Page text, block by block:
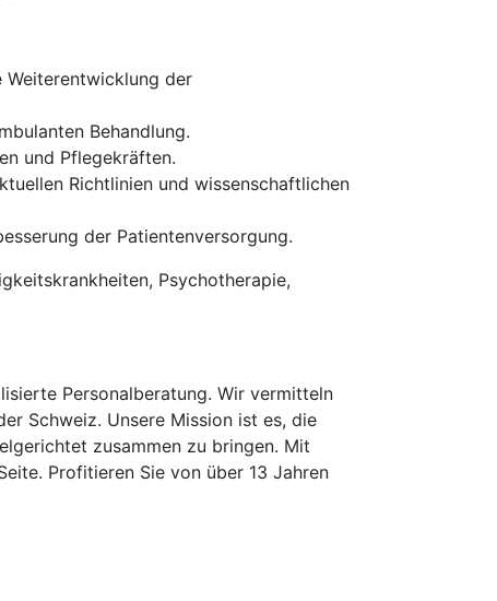
der
Behandlung.
und Pflegekräften.
Richtlinien und wissenschaftlichen
der Patientenversorgung.
Psychotherapie,
Personalberatung. Wir vermitteln
Schweiz. Unsere Mission ist es, die
zusammen zu bringen. Mit
Profitieren Sie von über 13 Jahren